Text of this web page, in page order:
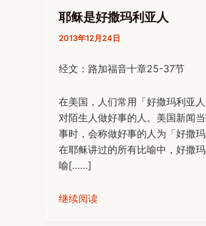
耶稣是好撒玛利亚人
2013年12月24日
经文：路加福音十章25-37节
在美国，人们常用「好撒玛利亚
对陌生人做好事的人。美国新闻
事时，会称做好事的人为「好撒玛
在耶稣讲过的所有比喻中，好撒
喻[……]
继续阅读